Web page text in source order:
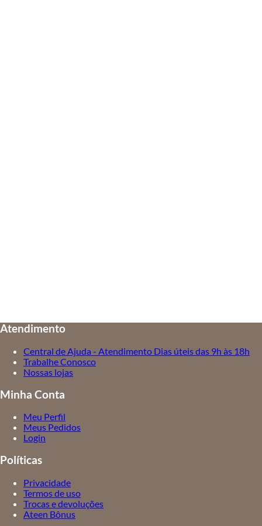
Atendimento
Central de Ajuda - Atendimento Dias úteis das 9h às 18h
Trabalhe Conosco
Nossas lojas
Minha Conta
Meu Perfil
Meus Pedidos
Login
Políticas
Privacidade
Termos de uso
Trocas e devoluções
Ateen Bônus